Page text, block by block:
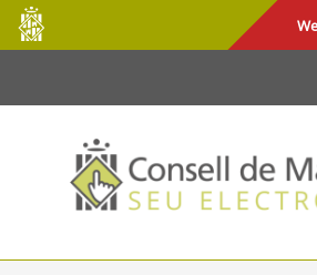
Salta al contingut principal
Consell
de
Mallorca